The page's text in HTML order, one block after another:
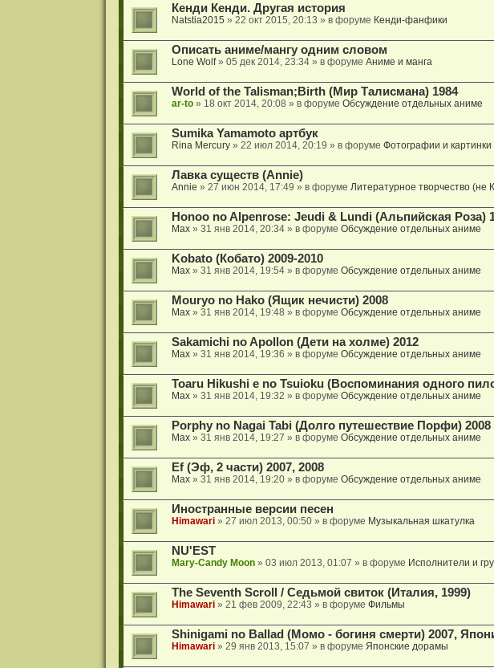
Кенди Кенди. Другая история
Natstia2015 » 22 окт 2015, 20:13 » в форуме Кенди-фанфики
Описать аниме/мангу одним словом
Lone Wolf» 05 дек 2014, 23:34 » в форуме Аниме и манга
World of the Talisman;Birth (Мир Талисмана) 1984
ar-to» 18 окт 2014, 20:08 » в форуме Обсуждение отдельных аниме
Sumika Yamamoto артбук
Rina Mercury» 22 июл 2014, 20:19 » в форуме Фотографии и картинки
Лавка существ (Annie)
Annie » 27 июн 2014, 17:49 » в форуме Литературное творчество (не
Honoo no Alpenrose: Jeudi & Lundi (Альпийская Роза)
Max» 31 янв 2014, 20:34 » в форуме Обсуждение отдельных аниме
Kobato (Кобато) 2009-2010
Max» 31 янв 2014, 19:54 » в форуме Обсуждение отдельных аниме
Mouryo no Hako (Ящик нечисти) 2008
Max» 31 янв 2014, 19:48 » в форуме Обсуждение отдельных аниме
Sakamichi no Apollon (Дети на холме) 2012
Max» 31 янв 2014, 19:36 » в форуме Обсуждение отдельных аниме
Toaru Hikushi e no Tsuioku (Воспоминания одного
Max» 31 янв 2014, 19:32 » в форуме Обсуждение отдельных аниме
Porphy no Nagai Tabi (Долго путешествие Порфи) 2008
Max» 31 янв 2014, 19:27 » в форуме Обсуждение отдельных аниме
Ef (Эф, 2 части) 2007, 2008
Max» 31 янв 2014, 19:20 » в форуме Обсуждение отдельных аниме
Иностранные версии песен
Himawari» 27 июл 2013, 00:50 » в форуме Музыкальная шкатулка
NU'EST
Mary-Candy Moon» 03 июл 2013, 01:07 » в форуме Исполнители и
The Seventh Scroll / Седьмой свиток (Италия, 1999)
Himawari» 21 фев 2009, 22:43 » в форуме Фильмы
Shinigami no Ballad (Момо - богиня смерти) 2007,
Himawari» 29 янв 2013, 15:07 » в форуме Японские дорамы